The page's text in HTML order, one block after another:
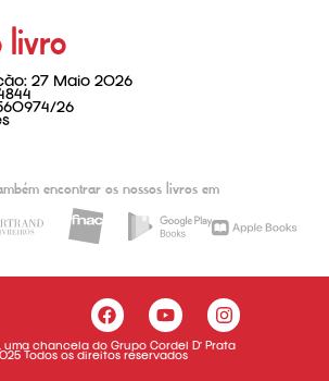
livro
27 Maio 2026
26
encontrar os nossos livros em
uma chancela do Grupo Cordel D’ Prata
Todos os direitos reservados